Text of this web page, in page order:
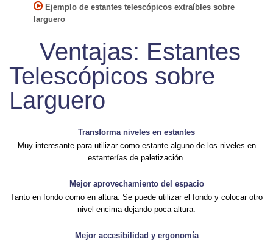
Ejemplo de estantes telescópicos extraíbles sobre
larguero
Ventajas: Estantes
Telescópicos sobre
Larguero
Transforma niveles en estantes
Muy interesante para utilizar como estante alguno de los niveles en
estanterías de paletización.
Mejor aprovechamiento del espacio
Tanto en fondo como en altura. Se puede utilizar el fondo y colocar otro
nivel encima dejando poca altura.
Mejor accesibilidad y ergonomía